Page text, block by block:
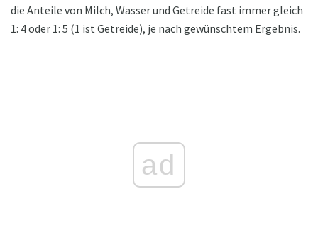
die Anteile von Milch, Wasser und Getreide fast immer gleich
1: 4 oder 1: 5 (1 ist Getreide), je nach gewünschtem Ergebnis.
ad